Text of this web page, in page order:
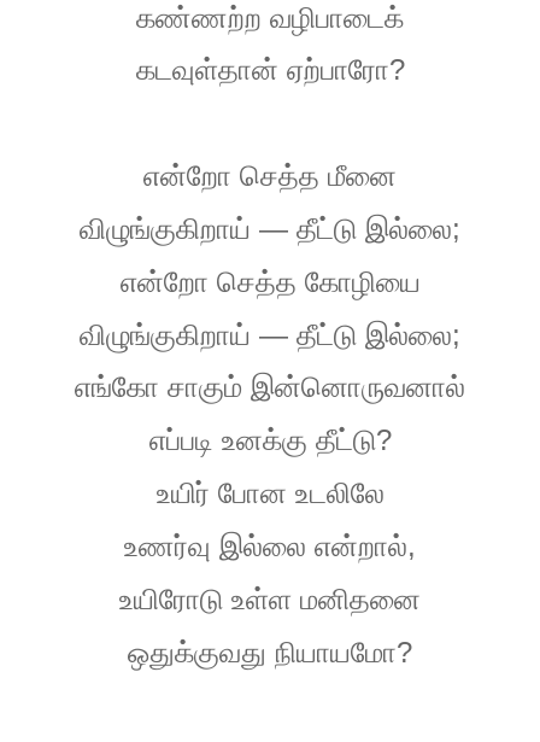
கண்ணற்ற வழிபாடைக்
கடவுள்தான் ஏற்பாரோ?
என்றோ செத்த மீனை
விழுங்குகிறாய் — தீட்டு இல்லை;
என்றோ செத்த கோழியை
விழுங்குகிறாய் — தீட்டு இல்லை;
எங்கோ சாகும் இன்னொருவனால்
எப்படி உனக்கு தீட்டு?
உயிர் போன உடலிலே
உணர்வு இல்லை என்றால்,
உயிரோடு உள்ள மனிதனை
ஒதுக்குவது நியாயமோ?